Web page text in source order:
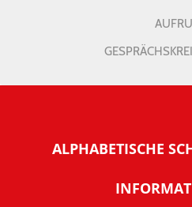
ALPHABETISCHE